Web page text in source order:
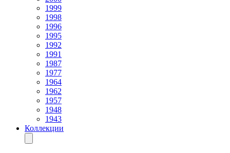
1999
1998
1996
1995
1992
1991
1987
1977
1964
1962
1957
1948
1943
Коллекции